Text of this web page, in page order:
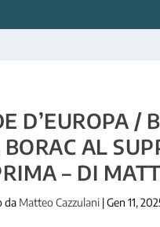
D’EUROPA /
AL
– DI
da Matteo Cazzulani|Gen 11,